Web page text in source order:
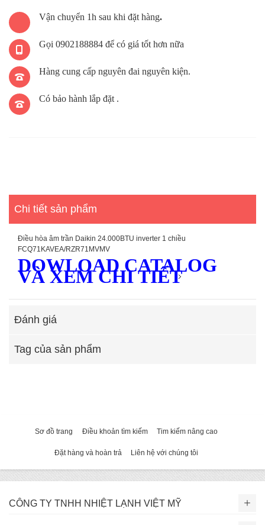
Vận chuyển 1h sau khi đặt hàng.
Gọi 0902188884 để có giá tốt hơn nữa
Hàng cung cấp nguyên đai nguyên kiện.
Có bảo hành lắp đặt .
Chi tiết sản phẩm
Điều hòa âm trần Daikin 24.000BTU inverter 1 chiều
FCQ71KAVEA/RZR71MVMV
DOWLOAD CATALOG
VÀ XEM CHI TIẾT
Đánh giá
Tag của sản phẩm
Sơ đồ trang Điều khoản tìm kiếm Tim kiếm nâng cao
Đặt hàng và hoàn trả Liên hệ với chúng tôi
CÔNG TY TNHH NHIỆT LẠNH VIỆT MỸ